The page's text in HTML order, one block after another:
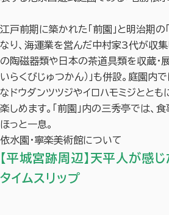
江戸前期に築かれた「前園」と明治期の
なり、海運業を営んだ中村家3代が収
の陶磁器類や日本の茶道具類を収蔵・
いらくびじゅつかん）」も併設。庭園内
なドウダンツツジやイロハモミジとと
楽しめます。「前園」内の三秀亭では、
ほっと一息。
依水園・寧楽美術館について
【平城宮跡周辺】天平人が感
タイムスリップ